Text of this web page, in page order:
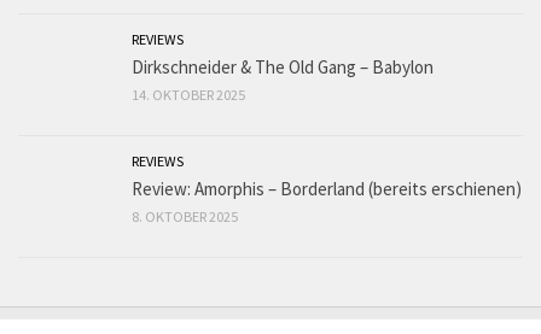
REVIEWS
Dirkschneider & The Old Gang – Babylon
14. OKTOBER 2025
REVIEWS
Review: Amorphis – Borderland (bereits erschienen)
8. OKTOBER 2025